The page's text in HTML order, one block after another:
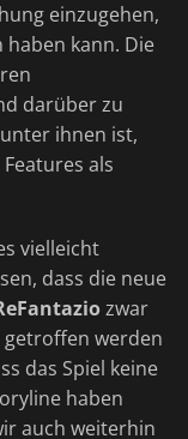
einzugehen,
haben kann. Die
darüber zu
ihnen ist,
als
vielleicht
dass die neue
zwar
werden
das Spiel keine
haben
auch weiterhin